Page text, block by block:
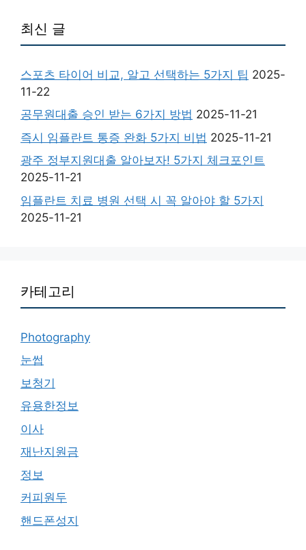
최신 글
스포츠 타이어 비교, 알고 선택하는 5가지 팁 2025-
11-22
공무원대출 승인 받는 6가지 방법 2025-11-21
즉시 임플란트 통증 완화 5가지 비법 2025-11-21
광주 정부지원대출 알아보자! 5가지 체크포인트
2025-11-21
임플란트 치료 병원 선택 시 꼭 알아야 할 5가지
2025-11-21
카테고리
Photography
눈썹
보청기
유용한정보
이사
재난지원금
정보
커피원두
핸드폰성지